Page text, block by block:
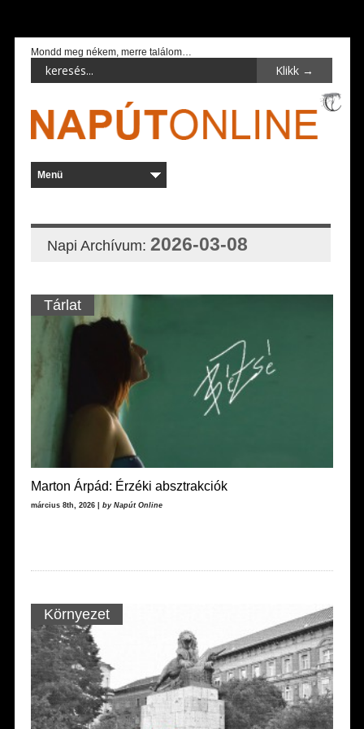
Mondd meg nékem, merre találom…
Napi Archívum: 2026-03-08
Tárlat
Marton Árpád: Érzéki absztrakciók
március 8th, 2026 | by Napút Online
Környezet